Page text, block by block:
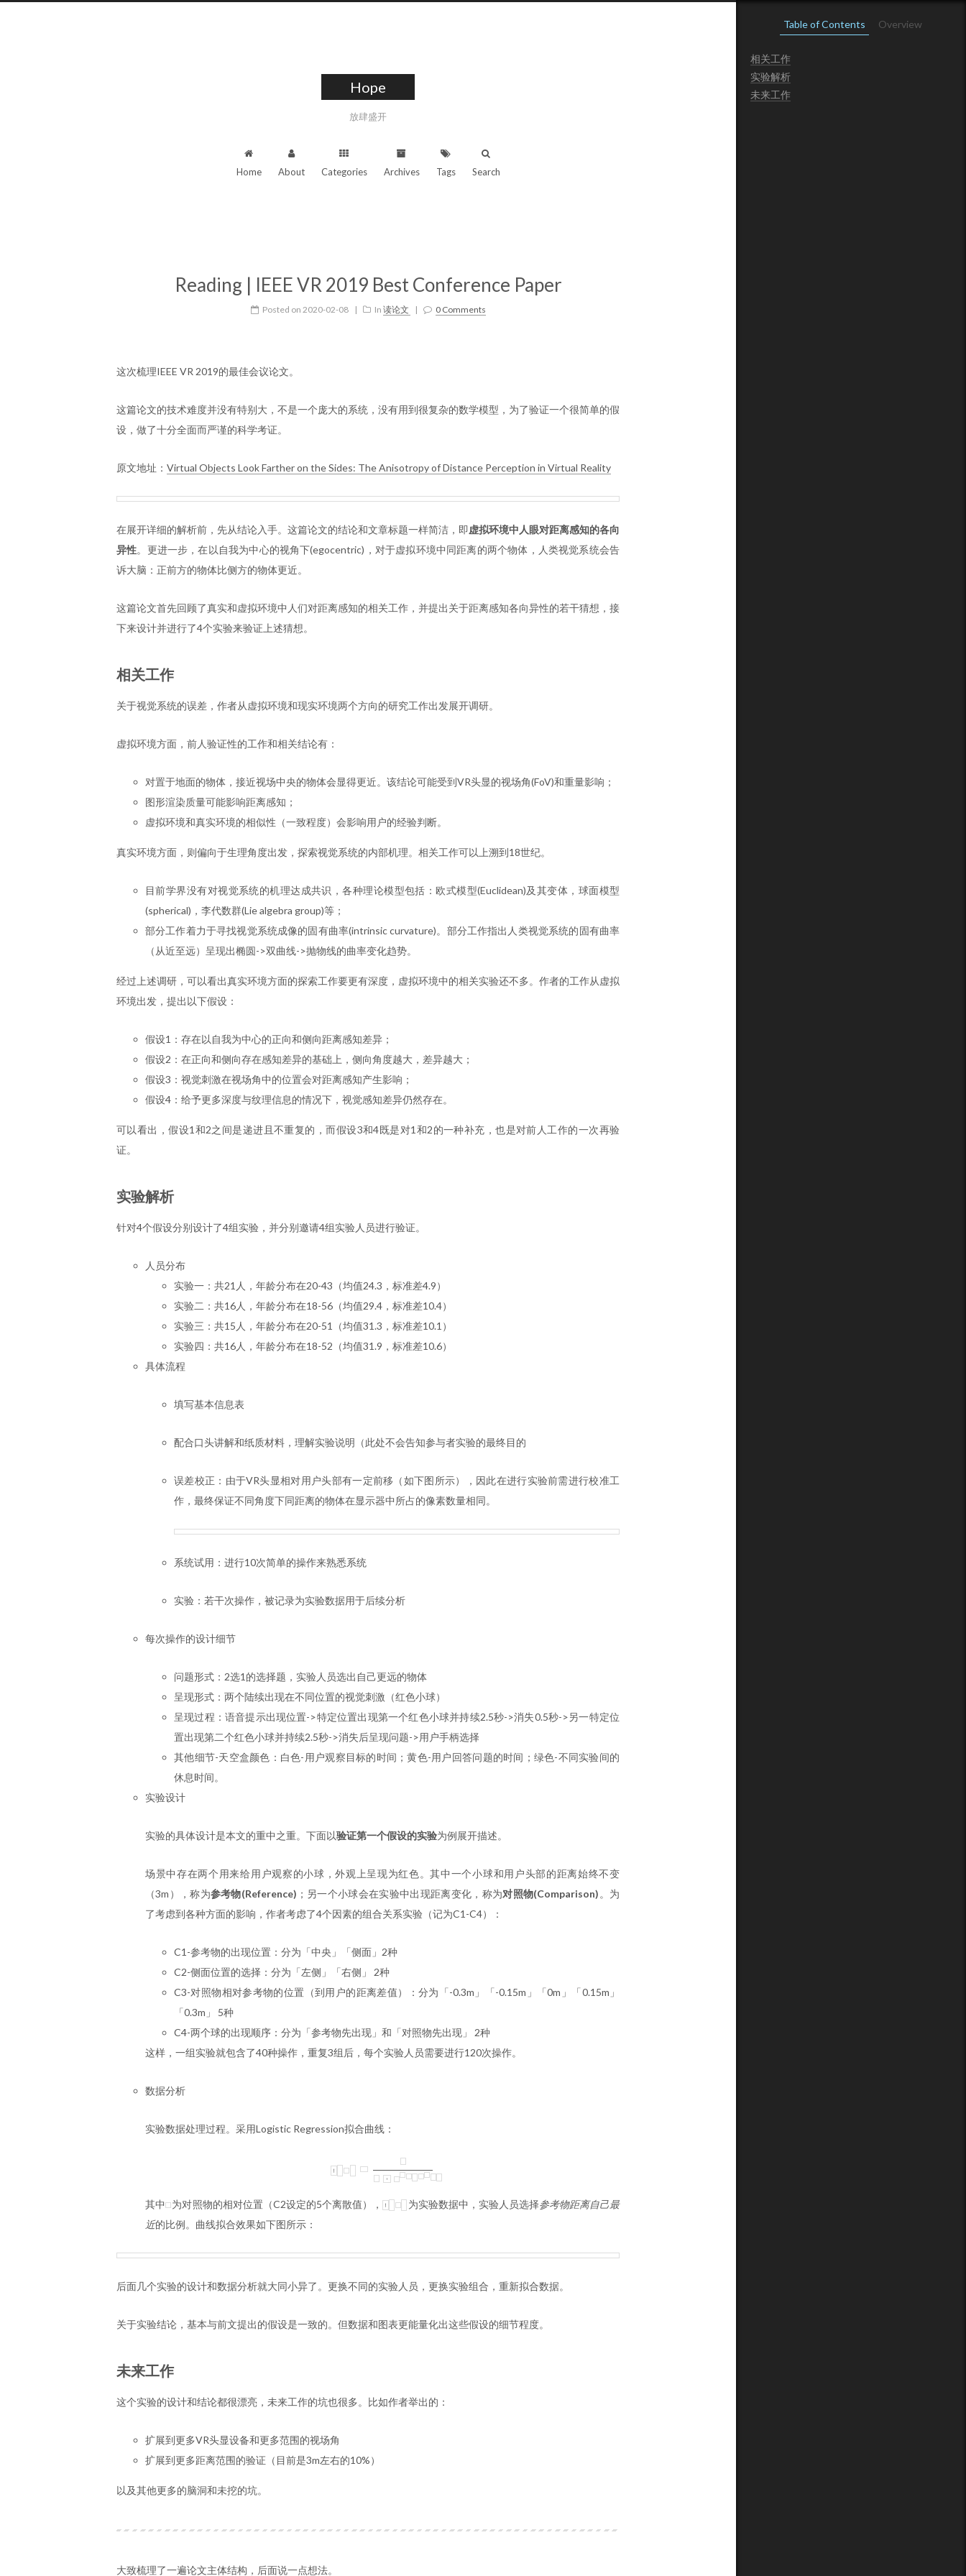
Hope
放肆盛开
Home About Categories Archives Tags Search
Reading | IEEE VR 2019 Best Conference Paper
Posted on 2020-02-08 | In 读论文 | 0 Comments
这次梳理IEEE VR 2019的最佳会议论文。
这篇论文的技术难度并没有特别大，不是一个庞大的系统，没有用到很复杂的数学模型，为了验证一个很简单的假
设，做了十分全面而严谨的科学考证。
原文地址： Virtual Objects Look Farther on the Sides: The Anisotropy of Distance Perception in Virtual Reality
在展开详细的解析前，先从结论入手。这篇论文的结论和文章标题一样简洁，即虚拟环境中人眼对距离感知的各向
异性。更进一步，在以自我为中心的视角下(egocentric)，对于虚拟环境中同距离的两个物体，人类视觉系统会告
诉大脑：正前方的物体比侧方的物体更近。
这篇论文首先回顾了真实和虚拟环境中人们对距离感知的相关工作，并提出关于距离感知各向异性的若干猜想，接
下来设计并进行了4个实验来验证上述猜想。
相关工作
关于视觉系统的误差，作者从虚拟环境和现实环境两个方向的研究工作出发展开调研。
虚拟环境方面，前人验证性的工作和相关结论有：
对置于地面的物体，接近视场中央的物体会显得更近。该结论可能受到VR头显的视场角(FoV)和重量影响；
图形渲染质量可能影响距离感知；
虚拟环境和真实环境的相似性（一致程度）会影响用户的经验判断。
真实环境方面，则偏向于生理角度出发，探索视觉系统的内部机理。相关工作可以上溯到18世纪。
目前学界没有对视觉系统的机理达成共识，各种理论模型包括：欧式模型(Euclidean)及其变体，球面模型
(spherical)，李代数群(Lie algebra group)等；
部分工作着力于寻找视觉系统成像的固有曲率(intrinsic curvature)。部分工作指出人类视觉系统的固有曲率
（从近至远）呈现出椭圆->双曲线->抛物线的曲率变化趋势。
经过上述调研，可以看出真实环境方面的探索工作要更有深度，虚拟环境中的相关实验还不多。作者的工作从虚拟
环境出发，提出以下假设：
假设1：存在以自我为中心的正向和侧向距离感知差异；
假设2：在正向和侧向存在感知差异的基础上，侧向角度越大，差异越大；
假设3：视觉刺激在视场角中的位置会对距离感知产生影响；
假设4：给予更多深度与纹理信息的情况下，视觉感知差异仍然存在。
可以看出，假设1和2之间是递进且不重复的，而假设3和4既是对1和2的一种补充，也是对前人工作的一次再验
证。
实验解析
针对4个假设分别设计了4组实验，并分别邀请4组实验人员进行验证。
人员分布
实验一：共21人，年龄分布在20-43（均值24.3，标准差4.9）
实验二：共16人，年龄分布在18-56（均值29.4，标准差10.4）
实验三：共15人，年龄分布在20-51（均值31.3，标准差10.1）
实验四：共16人，年龄分布在18-52（均值31.9，标准差10.6）
具体流程
填写基本信息表
配合口头讲解和纸质材料，理解实验说明（此处不会告知参与者实验的最终目的
误差校正：由于VR头显相对用户头部有一定前移（如下图所示），因此在进行实验前需进行校准工
作，最终保证不同角度下同距离的物体在显示器中所占的像素数量相同。
系统试用：进行10次简单的操作来熟悉系统
实验：若干次操作，被记录为实验数据用于后续分析
每次操作的设计细节
问题形式：2选1的选择题，实验人员选出自己更远的物体
呈现形式：两个陆续出现在不同位置的视觉刺激（红色小球）
呈现过程：语音提示出现位置->特定位置出现第一个红色小球并持续2.5秒->消失0.5秒->另一特定位
置出现第二个红色小球并持续2.5秒->消失后呈现问题->用户手柄选择
其他细节-天空盒颜色：白色-用户观察目标的时间；黄色-用户回答问题的时间；绿色-不同实验间的
休息时间。
实验设计
实验的具体设计是本文的重中之重。下面以验证第一个假设的实验为例展开描述。
场景中存在两个用来给用户观察的小球，外观上呈现为红色。其中一个小球和用户头部的距离始终不变
（3m），称为参考物(Reference) ；另一个小球会在实验中出现距离变化，称为对照物(Comparison) 。为
了考虑到各种方面的影响，作者考虑了4个因素的组合关系实验（记为C1-C4）：
C1-参考物的出现位置：分为「中央」「侧面」2种
C2-侧面位置的选择：分为「左侧」「右侧」 2种
C3-对照物相对参考物的位置（到用户的距离差值）：分为「-0.3m」「-0.15m」「0m」「0.15m」
「0.3m」 5种
C4-两个球的出现顺序：分为「参考物先出现」和「对照物先出现」 2种
这样，一组实验就包含了40种操作，重复3组后，每个实验人员需要进行120次操作。
数据分析
实验数据处理过程。采用Logistic Regression拟合曲线：
f( =1 1+e−α(x−β)
其中x为对照物的相对位置（C2设定的5个离散值）， f( ) 为实验数据中，实验人员选择参考物距离自己最
近的比例。曲线拟合效果如下图所示：
后面几个实验的设计和数据分析就大同小异了。更换不同的实验人员，更换实验组合，重新拟合数据。
关于实验结论，基本与前文提出的假设是一致的。但数据和图表更能量化出这些假设的细节程度。
未来工作
这个实验的设计和结论都很漂亮，未来工作的坑也很多。比如作者举出的：
扩展到更多VR头显设备和更多范围的视场角
扩展到更多距离范围的验证（目前是3m左右的10%）
以及其他更多的脑洞和未挖的坑。
大致梳理了一遍论文主体结构，后面说一点想法。
Table of Contents Overview
相关工作
实验解析
未来工作